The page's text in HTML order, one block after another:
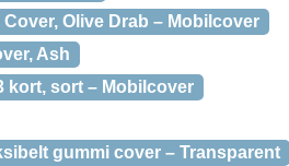
Olive Drab – Mobilcover
Ash
kort, sort – Mobilcover
gummi cover – Transparent